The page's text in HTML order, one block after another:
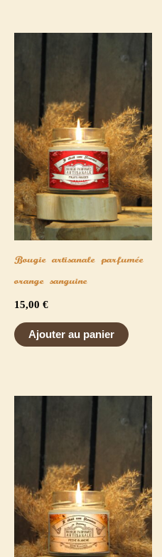
Bougie artisanale parfumée
orange sanguine
15,00 €
Ajouter au panier